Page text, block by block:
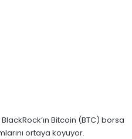
Bitcoin (BTC) borsa
ortaya koyuyor.